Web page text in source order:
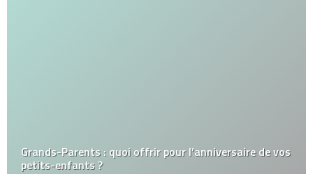
Grands-Parents : quoi offrir pour l’anniversaire de vos
petits-enfants ?